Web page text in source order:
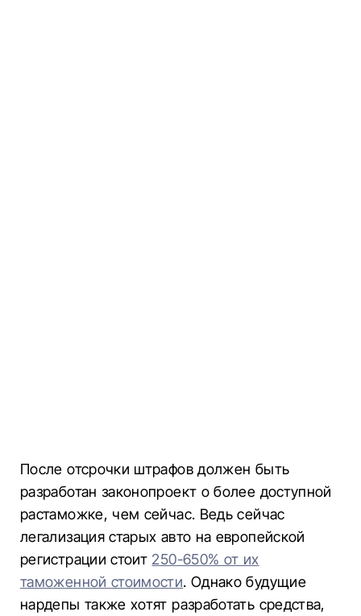
После отсрочки штрафов должен быть
разработан законопроект о более доступной
растаможке, чем сейчас. Ведь сейчас
легализация старых авто на европейской
регистрации стоит 250-650% от их
таможенной стоимости. Однако будущие
нардепы также хотят разработать средства,